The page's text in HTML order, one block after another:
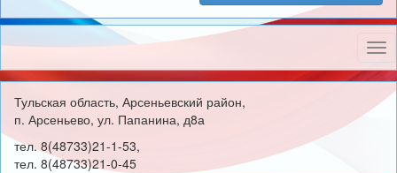
Тульская область, Арсеньевский район,
п. Арсеньево, ул. Папанина, д8а
тел. 8(48733)21-1-53,
тел. 8(48733)21-0-45